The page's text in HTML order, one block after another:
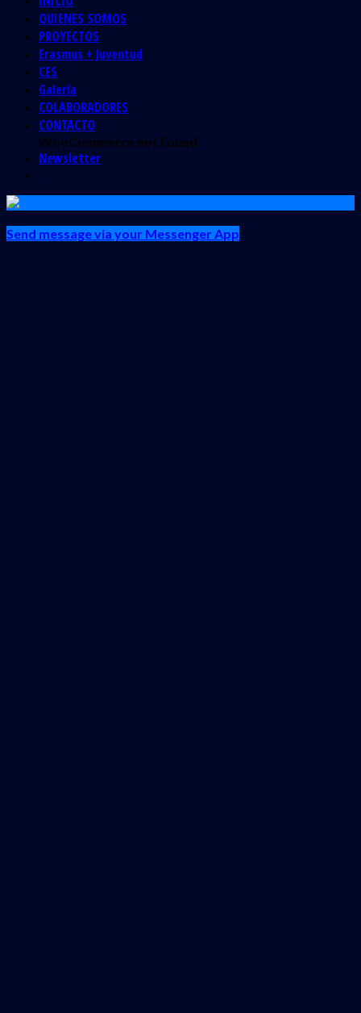
QUIENES SOMOS
PROYECTOS
Erasmus + Juventud
CES
Galería
COLABORADORES
CONTACTO
WooCommerce not Found
Newsletter
Send message via your Messenger App